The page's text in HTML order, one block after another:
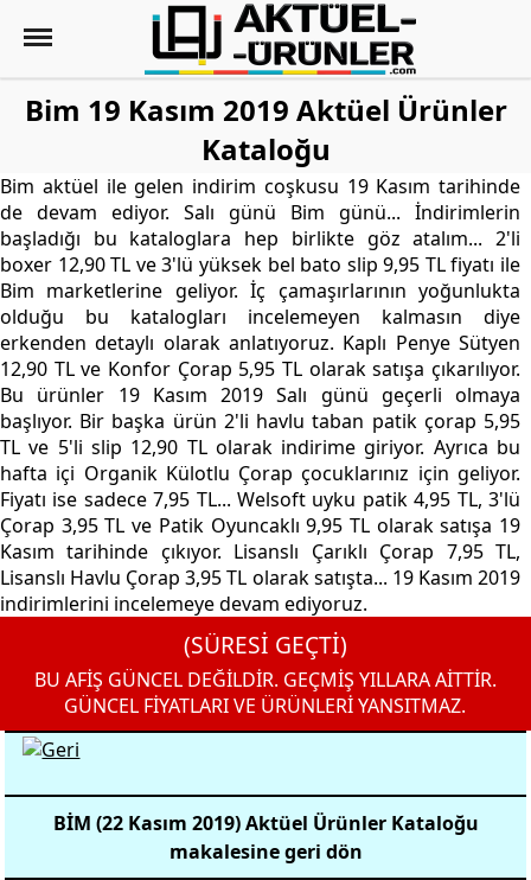
Bim 19 Kasım 2019 Aktüel Ürünler
Kataloğu
Bim aktüel ile gelen indirim coşkusu 19 Kasım tarihinde
de devam ediyor. Salı günü Bim günü... İndirimlerin
başladığı bu kataloglara hep birlikte göz atalım... 2'li
boxer 12,90 TL ve 3'lü yüksek bel bato slip 9,95 TL fiyatı ile
Bim marketlerine geliyor. İç çamaşırlarının yoğunlukta
olduğu bu katalogları incelemeyen kalmasın diye
erkenden detaylı olarak anlatıyoruz. Kaplı Penye Sütyen
12,90 TL ve Konfor Çorap 5,95 TL olarak satışa çıkarılıyor.
Bu ürünler 19 Kasım 2019 Salı günü geçerli olmaya
başlıyor. Bir başka ürün 2'li havlu taban patik çorap 5,95
TL ve 5'li slip 12,90 TL olarak indirime giriyor. Ayrıca bu
hafta içi Organik Külotlu Çorap çocuklarınız için geliyor.
Fiyatı ise sadece 7,95 TL... Welsoft uyku patik 4,95 TL, 3'lü
Çorap 3,95 TL ve Patik Oyuncaklı 9,95 TL olarak satışa 19
Kasım tarihinde çıkıyor. Lisanslı Çarıklı Çorap 7,95 TL,
Lisanslı Havlu Çorap 3,95 TL olarak satışta... 19 Kasım 2019
indirimlerini incelemeye devam ediyoruz.
(SÜRESİ GEÇTİ)
BU AFİŞ GÜNCEL DEĞİLDİR. GEÇMİŞ YILLARA AİTTİR.
GÜNCEL FİYATLARI VE ÜRÜNLERİ YANSITMAZ.
BİM (22 Kasım 2019) Aktüel Ürünler Kataloğu
makalesine geri dön